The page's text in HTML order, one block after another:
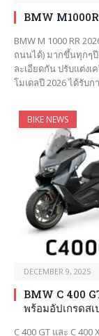
BMW
BMW M 1000 RR
ถนนได้) มากขึ้นทุกๆปี
ละเอียดกัน ปรับแต่ง
โมเดลปี 2026 ได้รับ
BIKE NEWS
DECEMBER 9, 2025
BMW C 400
พร้อมอัปเกรดส
C 400 GT และ C